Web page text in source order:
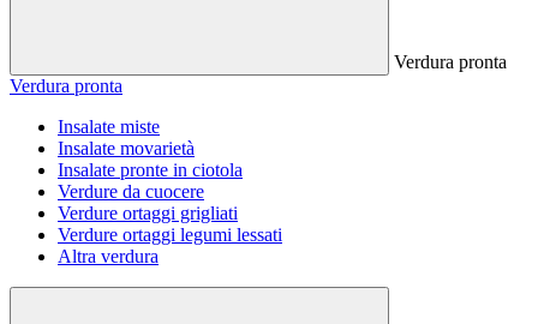
Verdura pronta
Verdura pronta
Insalate miste
Insalate movarietà
Insalate pronte in ciotola
Verdure da cuocere
Verdure ortaggi grigliati
Verdure ortaggi legumi lessati
Altra verdura